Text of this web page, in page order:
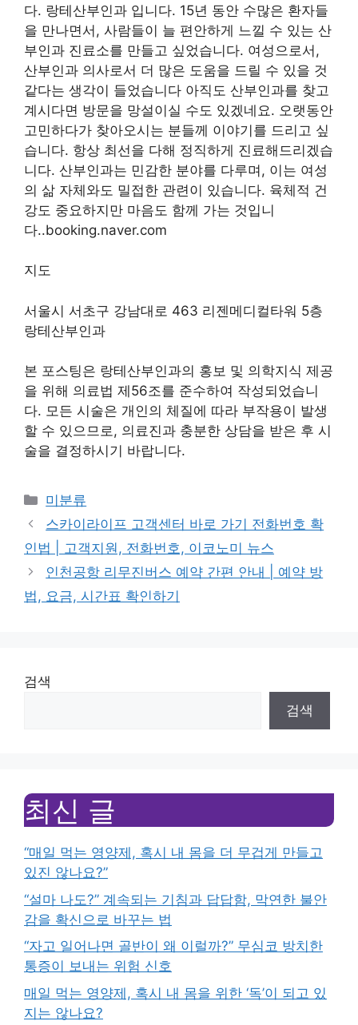
다. 랑테산부인과 입니다. 15년 동안 수많은 환자들
을 만나면서, 사람들이 늘 편안하게 느낄 수 있는 산
부인과 진료소를 만들고 싶었습니다. 여성으로서,
산부인과 의사로서 더 많은 도움을 드릴 수 있을 것
같다는 생각이 들었습니다 아직도 산부인과를 찾고
계시다면 방문을 망설이실 수도 있겠네요. 오랫동안
고민하다가 찾아오시는 분들께 이야기를 드리고 싶
습니다. 항상 최선을 다해 정직하게 진료해드리겠습
니다. 산부인과는 민감한 분야를 다루며, 이는 여성
의 삶 자체와도 밀접한 관련이 있습니다. 육체적 건
강도 중요하지만 마음도 함께 가는 것입니
다..booking.naver.com
지도
서울시 서초구 강남대로 463 리젠메디컬타워 5층
랑테산부인과
본 포스팅은 랑테산부인과의 홍보 및 의학지식 제공
을 위해 의료법 제56조를 준수하여 작성되었습니
다. 모든 시술은 개인의 체질에 따라 부작용이 발생
할 수 있으므로, 의료진과 충분한 상담을 받은 후 시
술을 결정하시기 바랍니다.
Categories
미분류
스카이라이프 고객센터 바로 가기 전화번호 확
인법 | 고객지원, 전화번호, 이코노미 뉴스
인천공항 리무진버스 예약 간편 안내 | 예약 방
법, 요금, 시간표 확인하기
검색
검색
최신 글
“매일 먹는 영양제, 혹시 내 몸을 더 무겁게 만들고
있진 않나요?”
“설마 나도?” 계속되는 기침과 답답함, 막연한 불안
감을 확신으로 바꾸는 법
“자고 일어나면 골반이 왜 이럴까?” 무심코 방치한
통증이 보내는 위험 신호
매일 먹는 영양제, 혹시 내 몸을 위한 ‘독’이 되고 있
지는 않나요?